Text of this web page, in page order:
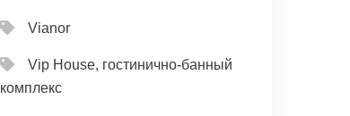
Vianor
Vip House, гостинично-банный
комплекс